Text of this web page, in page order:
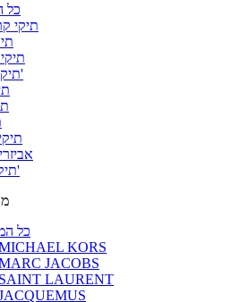
כל
תיקי
תיקי קלאץ'
תיקי פאוץ'
כל
KORS
JACOBS
SAINT LAURENT